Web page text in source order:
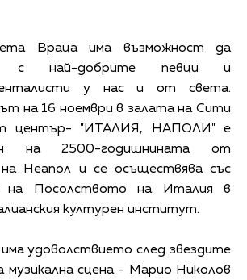
Враца има възможност да
с най-добрите певци и
у нас и от света.
на 16 ноември в залата на Сити
център- "ИТАЛИЯ, НАПОЛИ" е
на 2500-годишнината от
на Неапол и се осъществява със
на Посолството на Италия в
културен институт.
удоволствието след звездите
музикална сцена - Марио Николов